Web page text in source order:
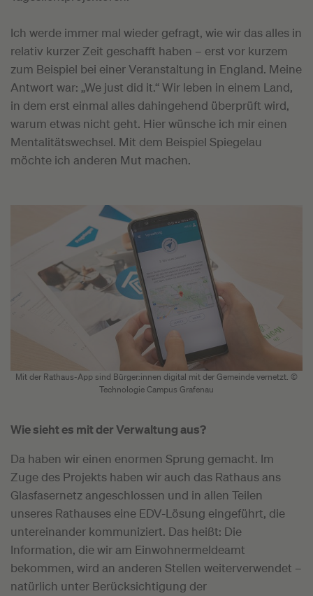
Ich werde immer mal wieder gefragt, wie wir das alles in
relativ kurzer Zeit geschafft haben – erst vor kurzem
zum Beispiel bei einer Veranstaltung in England. Meine
Antwort war: „We just did it.“ Wir leben in einem Land,
in dem erst einmal alles dahingehend überprüft wird,
warum etwas nicht geht. Hier wünsche ich mir einen
Mentalitätswechsel. Mit dem Beispiel Spiegelau
möchte ich anderen Mut machen.
Mit der Rathaus-App sind Bürger:innen digital mit der Gemeinde vernetzt. ©
Technologie Campus Grafenau
Wie sieht es mit der Verwaltung aus?
Da haben wir einen enormen Sprung gemacht. Im
Zuge des Projekts haben wir auch das Rathaus ans
Glasfasernetz angeschlossen und in allen Teilen
unseres Rathauses eine EDV-Lösung eingeführt, die
untereinander kommuniziert. Das heißt: Die
Information, die wir am Einwohnermeldeamt
bekommen, wird an anderen Stellen weiterverwendet –
natürlich unter Berücksichtigung der